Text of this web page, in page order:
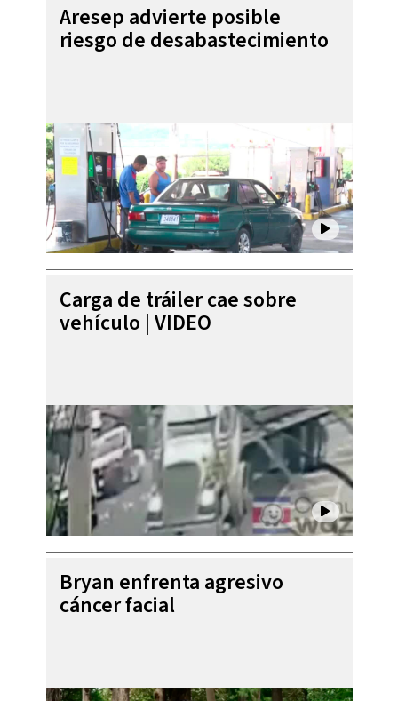
Aresep advierte posible
riesgo de desabastecimiento
Carga de tráiler cae sobre
vehículo | VIDEO
Bryan enfrenta agresivo
cáncer facial